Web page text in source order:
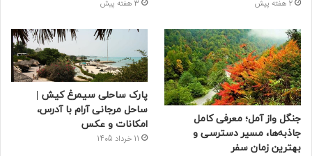
2 هفته پیش 3 هفته پیش
جنگل واز آمل؛ معرفی کامل
جاذبه‌ها، مسیر دسترسی و
بهترین زمان سفر
پارک ساحلی سیمرغ کیش |
ساحل مرجانی آرام با آدرس،
امکانات و عکس
11 خرداد 1405